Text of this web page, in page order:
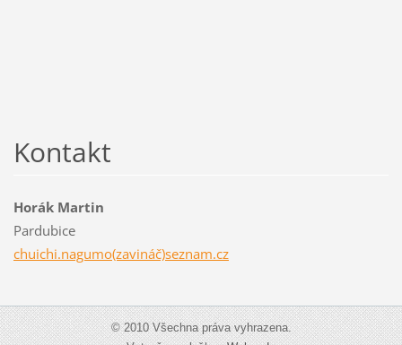
Kontakt
Horák Martin
Pardubice
chuichi.nagumo(zavináč)seznam.cz
© 2010 Všechna práva vyhrazena.